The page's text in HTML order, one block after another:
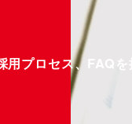
プロセス、FAQを